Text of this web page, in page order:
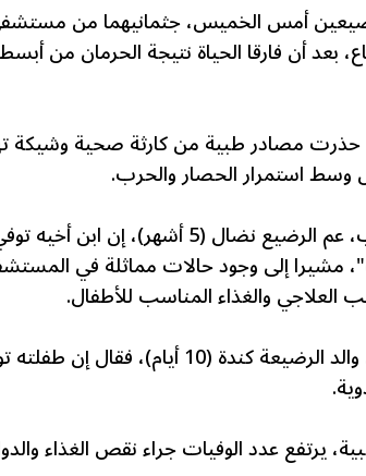
أمس الخميس، جثمانيهما من
بعد أن فارقا الحياة نتيجة الحرمان من
حذرت مصادر طبية من كارثة صحية وشيكة
وسط استمرار الحصار والحرب.
وقال محمود شراب، عم الرضيع نضال (5
مشيرا إلى وجود حالات مماثلة في
العلاجي والغذاء المناسب للأطفال.
أما محمد الهمص، والد الرضيعة كندة (10
يرتفع عدد الوفيات جراء نقص الغذاء